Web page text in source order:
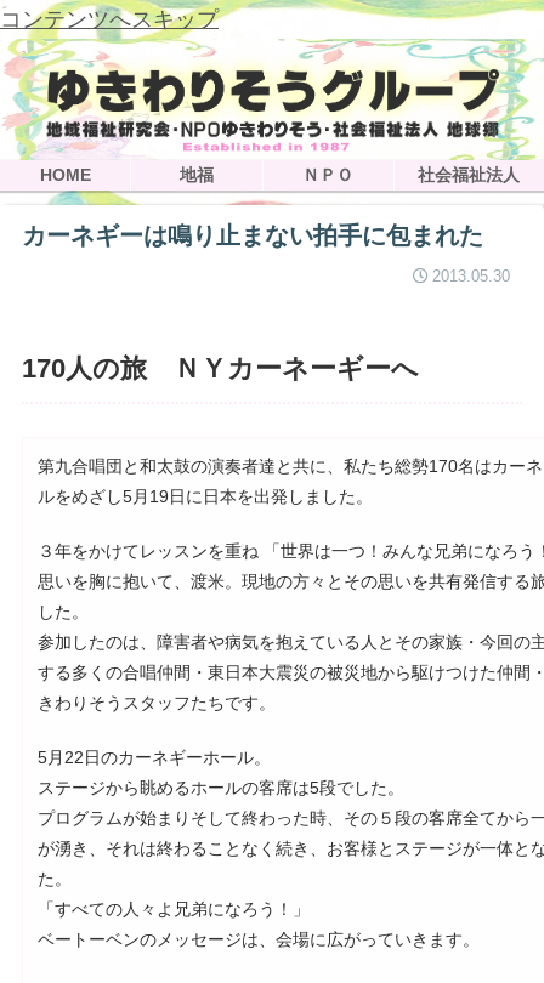
コンテンツへスキップ
HOME 地福 ＮＰＯ 社会福祉法人
カーネギーは鳴り止まない拍手に包まれた
2013.05.30
170人の旅 ＮＹカーネーギーへ
第九合唱団と和太鼓の演奏者達と共に、私たち総勢170名はカー
ルをめざし5月19日に日本を出発しました。
３年をかけてレッスンを重ね 「世界は一つ！みんな兄弟になろう
思いを胸に抱いて、渡米。現地の方々とその思いを共有発信する
した。
参加したのは、障害者や病気を抱えている人とその家族・今回の
する多くの合唱仲間・東日本大震災の被災地から駆けつけた仲間
きわりそうスタッフたちです。
5月22日のカーネギーホール。
ステージから眺めるホールの客席は5段でした。
プログラムが始まりそして終わった時、その５段の客席全てから
が湧き、それは終わることなく続き、お客様とステージが一体と
た。
「すべての人々よ兄弟になろう！」
ベートーベンのメッセージは、会場に広がっていきます。